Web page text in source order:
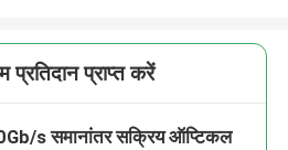
प्रतिदान प्राप्त करें
s समानांतर सक्रिय ऑप्टिकल